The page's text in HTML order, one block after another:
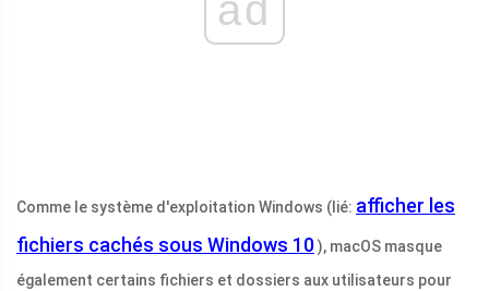
Comme le système d'exploitation Windows (lié: afficher les
fichiers cachés sous Windows 10), macOS masque
également certains fichiers et dossiers aux utilisateurs pour